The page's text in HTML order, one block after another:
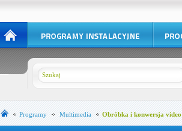
Programy Multimedia Obróbka i konwersja video